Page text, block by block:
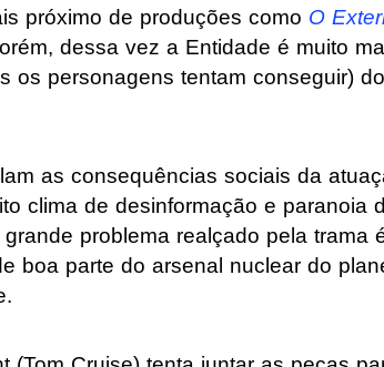
próximo de produções como O
dessa vez a Entidade é muito
os personagens tentam conseguir)
as consequências sociais da
clima de desinformação e paranoia
problema realçado pela trama
boa parte do arsenal nuclear do